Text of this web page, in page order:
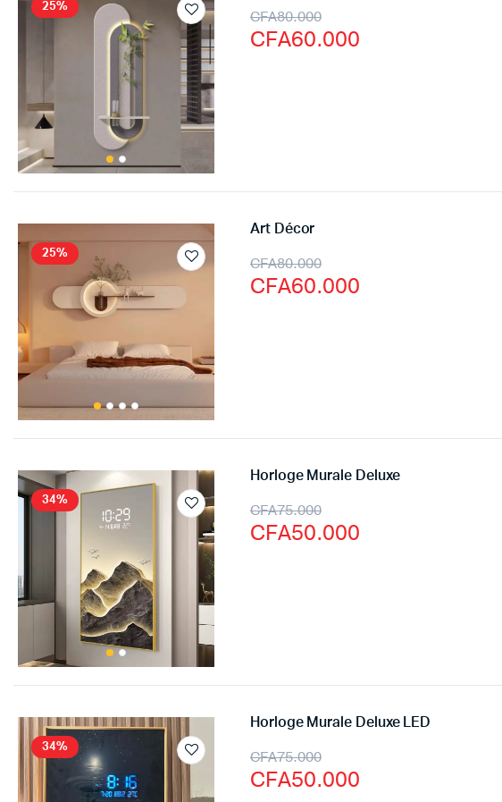
25%
CFA80.000
CFA60.000
25%
Art Décor
CFA80.000
CFA60.000
34%
Horloge Murale Deluxe
CFA75.000
CFA50.000
34%
Horloge Murale Deluxe LED
CFA75.000
CFA50.000